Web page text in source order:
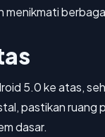
menikmati
5.0 ke atas,
pastikan
dasar.